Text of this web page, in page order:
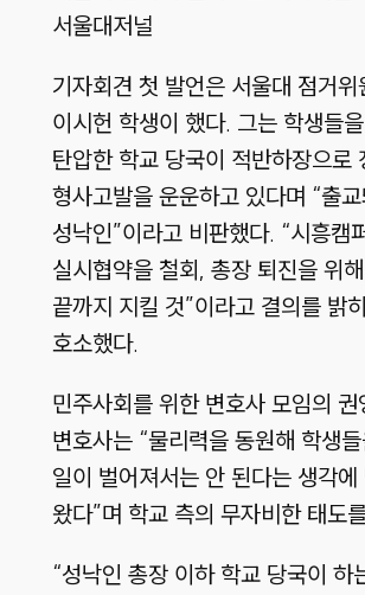
서울대저널
기자회견 첫 발언은 서울대 점거위
이시헌 학생이 했다. 그는 학생들
탄압한 학교 당국이 적반하장으로
형사고발을 운운하고 있다며 “출
성낙인”이라고 비판했다. “시흥캠
실시협약을 철회, 총장 퇴진을 위
끝까지 지킬 것”이라고 결의를 밝
호소했다.
민주사회를 위한 변호사 모임의 권
변호사는 “물리력을 동원해 학생
일이 벌어져서는 안 된다는 생각에
왔다”며 학교 측의 무자비한 태도
“성낙인 총장 이하 학교 당국이 하